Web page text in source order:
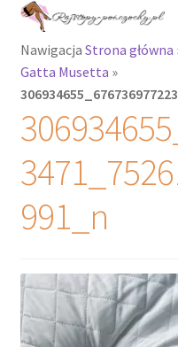
Przejdź
nawigacji
Przejdź
treści
Rajstopy
Rozwiń
menu
potomne
zakolanówki
Podkolanówki i
Wszystkie
produkty
Nawigacja Strona główna
Gatta Musetta »
991_n